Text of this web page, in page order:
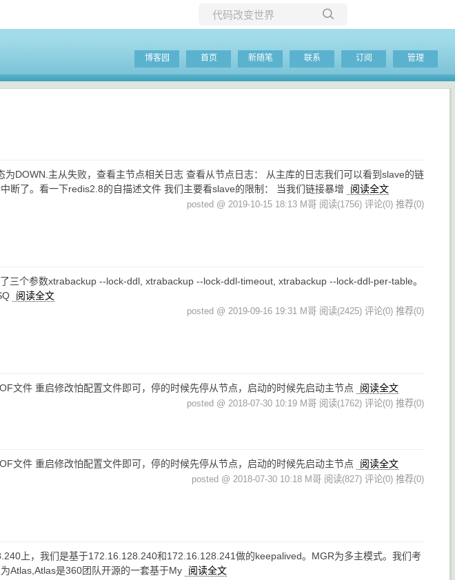
当前博客
博客园 首页 新随笔 联系 订阅 管理
DOWN.主从失败，查看主节点相关日志 查看从节点日志： 从主库的日志我们可以看到slave的链
断了。看一下redis2.8的自描述文件 我们主要看slave的限制： 当我们链接暴增
阅读全文
posted @ 2019-10-15 18:13 M哥 阅读(1756) 评论(0) 推荐(0)
三个参数xtrabackup --lock-ddl, xtrabackup --lock-ddl-timeout, xtrabackup --lock-ddl-per-table。
阅读全文
posted @ 2019-09-16 19:31 M哥 阅读(2425) 评论(0) 推荐(0)
文件 重启修改怕配置文件即可，停的时候先停从节点，启动的时候先启动主节点 阅读全文
posted @ 2018-07-30 10:19 M哥 阅读(1762) 评论(0) 推荐(0)
文件 重启修改怕配置文件即可，停的时候先停从节点，启动的时候先启动主节点 阅读全文
posted @ 2018-07-30 10:18 M哥 阅读(827) 评论(0) 推荐(0)
上，我们是基于172.16.128.240和172.16.128.241做的keepalived。MGR为多主模式。我们考
Atlas,Atlas是360团队开源的一套基于My
阅读全文